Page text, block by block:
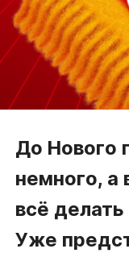
До Нового
немного, а
всё
Уже